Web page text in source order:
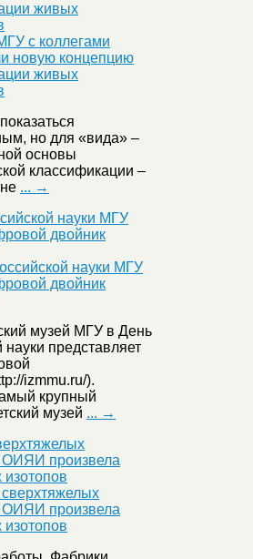
живых
но для «вида» –
основы
классификации –
... →
науки МГУ
двойник
музей МГУ в День
науки представляет
izmmu.ru/).
крупный
музей ... →
ОИЯИ произвела
изотопов